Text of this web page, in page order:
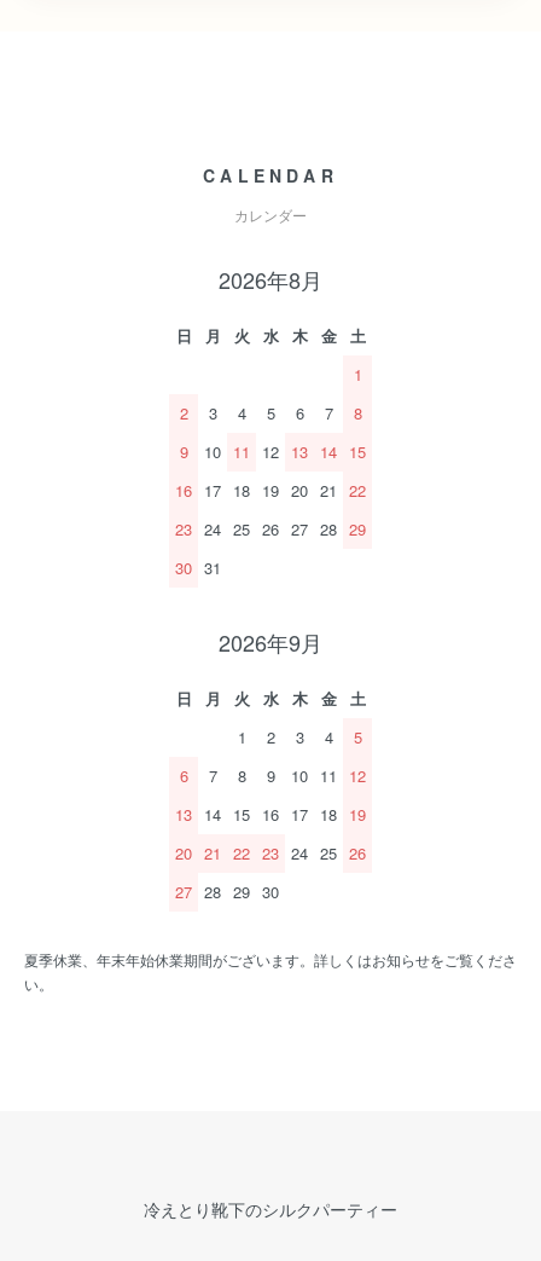
CALENDAR
カレンダー
2026年8月
日 月 火 水 木 金
土
1
2
3 4 5 6 7
8
9
10 11 12 13 14 15
16 17 18 19 20 21
22
23 24 25 26 27 28 29
30 31
2026年9月
日 月 火 水 木 金
土
1
2 3 4
5
6
7 8 9 10 11
12
13 14 15 16 17 18 19
20 21 22 23 24 25 26
27 28 29 30
夏季休業、年末年始休業期間がございます。詳しくはお知らせをご覧くださ
い。
冷えとり靴下のシルクパーティー